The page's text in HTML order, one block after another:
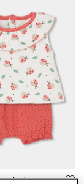
baby set